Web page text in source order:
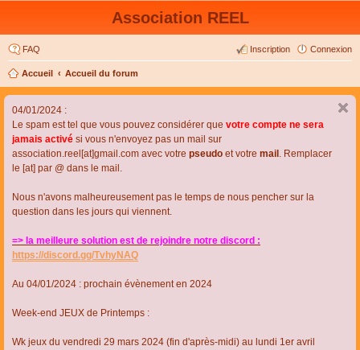
Association REEL
FAQ Connexion
Inscription
Accueil Accueil du forum
04/01/2024 :
Le spam est tel que vous pouvez considérer que votre compte ne sera
jamais activé si vous n'envoyez pas un mail sur
association.reel[at]gmail.com avec votre pseudo et votre mail . Remplacer
le [at] par @ dans le mail.
Nous n'avons malheureusement pas le temps de nous pencher sur la
question dans les jours qui viennent.
=> la meilleure solution est de rejoindre notre discord :
https://discord.gg/TvhyNAQ
Au 04/01/2024 : prochain évènement en 2024
Week-end JEUX de Printemps :
Wk jeux du vendredi 29 mars 2024 (fin d'après-midi) au lundi 1er avril